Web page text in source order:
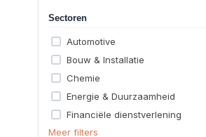
Sectoren
Automotive
Bouw & Installatie
Chemie
Energie & Duurzaamheid
Financiële dienstverlening
Meer filters